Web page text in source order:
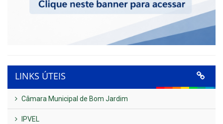
LINKS ÚTEIS
Câmara Municipal de Bom Jardim
IPVEL